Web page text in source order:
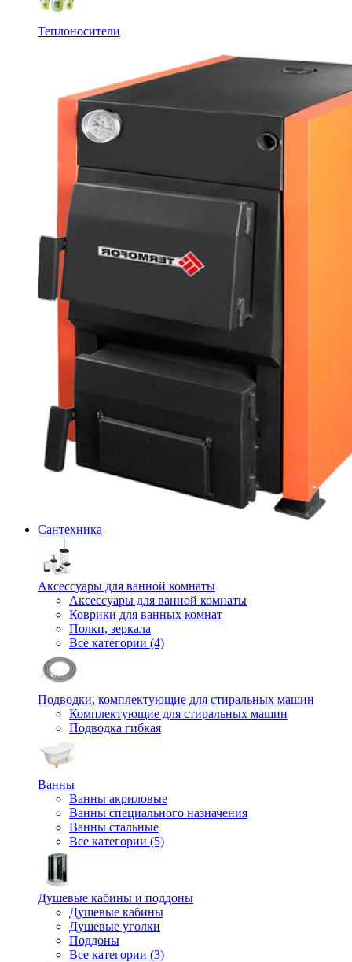
Теплоносители
Сантехника
Аксессуары для ванной комнаты
Аксессуары для ванной комнаты
Коврики для ванных комнат
Полки, зеркала
Все категории (4)
Подводки, комплектующие для стиральных машин
Комплектующие для стиральных машин
Подводка гибкая
Ванны
Ванны акриловые
Ванны специального назначения
Ванны стальные
Все категории (5)
Душевые кабины и поддоны
Душевые кабины
Душевые уголки
Поддоны
Все категории (3)